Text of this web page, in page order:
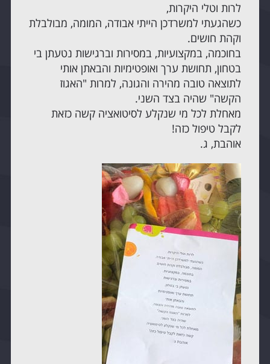
לרות וטלי היקרות,
כשהגעתי למשרדכן הייתי אבודה, המומה, מבולבלת
וקהת חושים.
בחוכמה, במקצועיות, במסירות וברגישות נטעתן בי
בטחון, תחושת ערך ואופטימיות והבאתן אותי
לתוצאה טובה מהירה והגונה, למרות "האגוז
הקשה" שהיה בצד השני.
מאחלת לכל מי שנקלע לסיטואציה קשה כזאת
לקבל טיפול כזה!
אוהבת, ג.